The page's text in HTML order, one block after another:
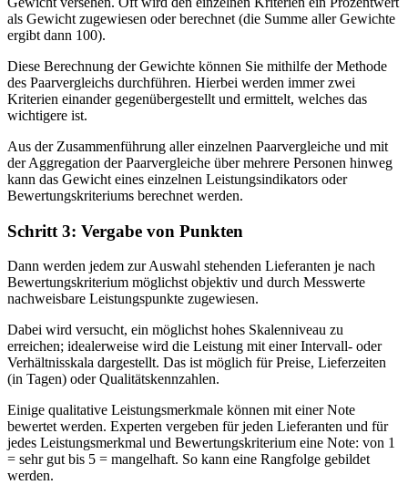
als Gewicht zugewiesen oder berechnet (die Summe aller Gewichte
ergibt dann 100).
Diese Berechnung der Gewichte können Sie mithilfe der Methode
des Paarvergleichs durchführen. Hierbei werden immer zwei
Kriterien einander gegenübergestellt und ermittelt, welches das
wichtigere ist.
Aus der Zusammenführung aller einzelnen Paarvergleiche und mit
der Aggregation der Paarvergleiche über mehrere Personen hinweg
kann das Gewicht eines einzelnen Leistungsindikators oder
Bewertungskriteriums berechnet werden.
Schritt 3: Vergabe von Punkten
Dann werden jedem zur Auswahl stehenden Lieferanten je nach
Bewertungskriterium möglichst objektiv und durch Messwerte
nachweisbare Leistungspunkte zugewiesen.
Dabei wird versucht, ein möglichst hohes Skalenniveau zu
erreichen; idealerweise wird die Leistung mit einer Intervall- oder
Verhältnisskala dargestellt. Das ist möglich für Preise, Lieferzeiten
(in Tagen) oder Qualitätskennzahlen.
Einige qualitative Leistungsmerkmale können mit einer Note
bewertet werden. Experten vergeben für jeden Lieferanten und für
jedes Leistungsmerkmal und Bewertungskriterium eine Note: von 1
= sehr gut bis 5 = mangelhaft. So kann eine Rangfolge gebildet
werden.